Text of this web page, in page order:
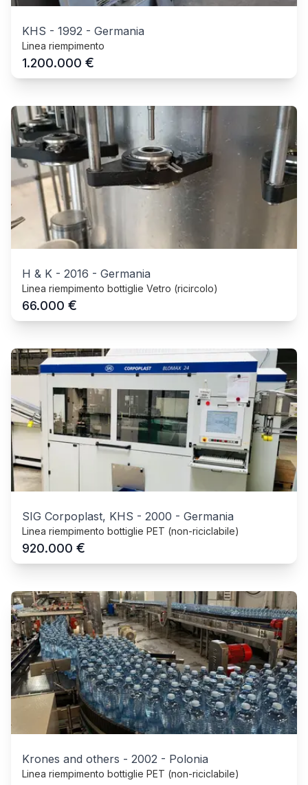
KHS - 1992 - Germania
Linea riempimento
1.200.000 €
H & K - 2016 - Germania
Linea riempimento bottiglie Vetro (ricircolo)
66.000 €
SIG Corpoplast, KHS - 2000 - Germania
Linea riempimento bottiglie PET (non-riciclabile)
920.000 €
Krones and others - 2002 - Polonia
Linea riempimento bottiglie PET (non-riciclabile)